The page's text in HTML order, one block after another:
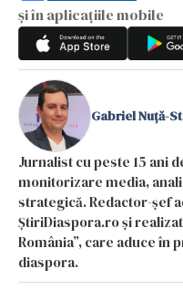
și în aplicațiile mobile
Gabriel Nuță-
Jurnalist cu peste 15 ani
monitorizare media,
strategică. Redactor-șef
ȘtiriDiaspora.ro și
România”, care aduce
diaspora.